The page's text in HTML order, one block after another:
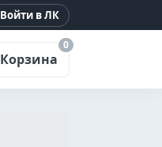
Войти в ЛК
Корзина
0